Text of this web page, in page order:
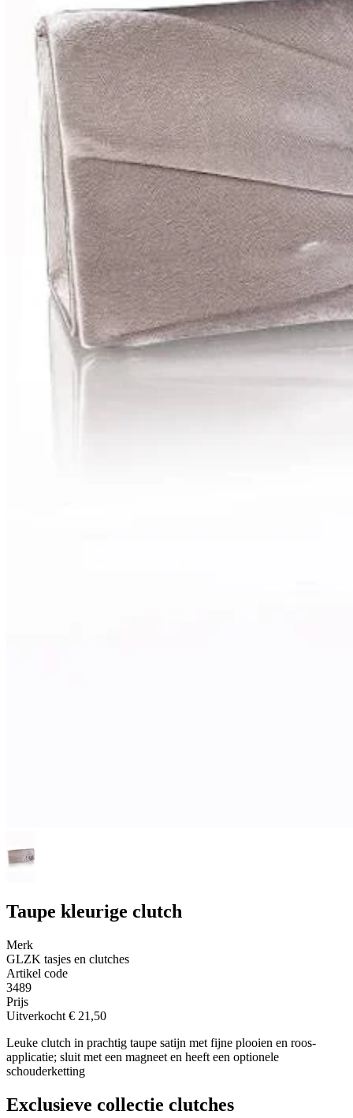
Taupe kleurige clutch
Merk
GLZK tasjes en clutches
Artikel code
3489
Prijs
Uitverkocht € 21,50
Leuke clutch in prachtig taupe satijn met fijne plooien en roos-
applicatie; sluit met een magneet en heeft een optionele
schouderketting
Exclusieve collectie clutches